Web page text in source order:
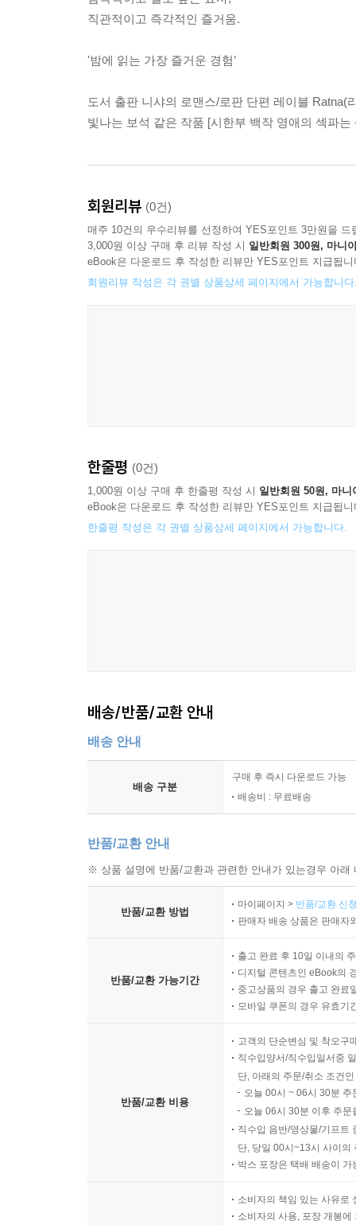
직관적이고 즉각적인 즐거움.
'밤에 읽는 가장 즐거운 경험’
도서 출판 니샤의 로맨스/로판 단편 레이블 Ratna(
빛나는 보석 같은 작품 [시한부 백작 영애의 섹파는
회원리뷰 (0건)
매주 10건의 우수리뷰를 선정하여 YES포인트 3만원을 드
3,000원 이상 구매 후 리뷰 작성 시 일반회원 300원, 마니
eBook은 다운로드 후 작성한 리뷰만 YES포인트 지급됩니
회원리뷰 작성은 각 권별 상품상세 페이지에서 가능합니
한줄평 (0건)
1,000원 이상 구매 후 한줄평 작성 시 일반회원 50원, 마니
eBook은 다운로드 후 작성한 리뷰만 YES포인트 지급됩니
한줄평 작성은 각 권별 상품상세 페이지에서 가능합니다.
배송/반품/교환 안내
배송 안내
배송 구분
구매 후 즉시 다운로드 가능
배송비 : 무료배송
반품/교환 안내
※ 상품 설명에 반품/교환과 관련한 안내가 있는경우 아
반품/교환 방법
마이페이지 > 반품/교환 신
판매자 배송 상품은 판매자
반품/교환 가능기간
출고 완료 후 10일 이내의
디지털 콘텐츠인 eBook의
중고상품의 경우 출고 완료
모바일 쿠폰의 경우 유효기
반품/교환 비용
고객의 단순변심 및 착오구
직수입양서/직수입일서중
단, 아래의 주문/취소 조건
오늘 00시 ~ 06시 30분
오늘 06시 30분 이후 주
직수입 음반/영상물/기프트
단, 당일 00시~13시 사이의
박스 포장은 택배 배송이
소비자의 책임 있는 사유로
소비자의 사용, 포장 개봉